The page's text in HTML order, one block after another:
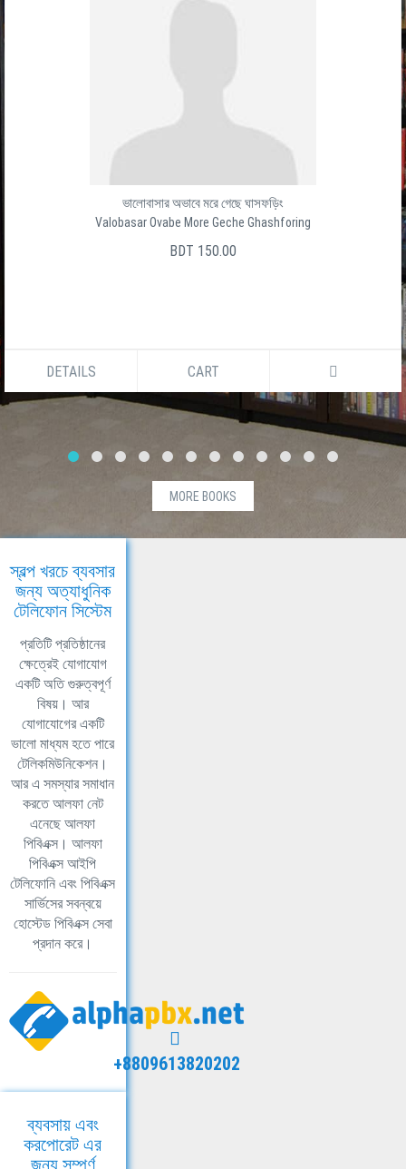
ভালোবাসার অভাবে মরে গেছে ঘাসফড়িং
Valobasar Ovabe More Geche Ghashforing
BDT 150.00
DETAILS CART
MORE BOOKS
স্বল্প খরচে ব্যবসার
জন্য অত্যাধুনিক
টেলিফোন সিস্টেম
প্রতিটি প্রতিষ্ঠানের
ক্ষেত্রেই যোগাযোগ
একটি অতি গুরুত্বপূর্ণ
বিষয়। আর
যোগাযোগের একটি
ভালো মাধ্যম হতে পারে
টেলিকমিউনিকেশন।
আর এ সমস্যার সমাধান
করতে আলফা নেট
এনেছে আলফা
পিবিএক্স। আলফা
পিবিএক্স আইপি
টেলিফোনি এবং পিবিএক্স
সার্ভিসের সবন্বয়ে
হোস্টেড পিবিএক্স সেবা
প্রদান করে।
+8809613820202
ব্যবসায় এবং
করপোরেট এর
জন্য সম্পূর্ণ